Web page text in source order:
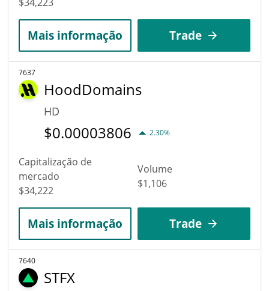
Mais informação Trade
7637
HoodDomains
HD
$0.00003806 2.30%
Capitalização de
mercado
$34,222
Volume
$1,106
Mais informação Trade
7640
STFX